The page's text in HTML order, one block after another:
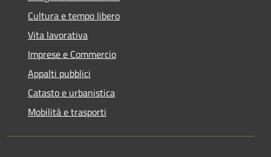
Cultura e tempo libero
Vita lavorativa
Imprese e Commercio
Appalti pubblici
Catasto e urbanistica
Mobilità e trasporti